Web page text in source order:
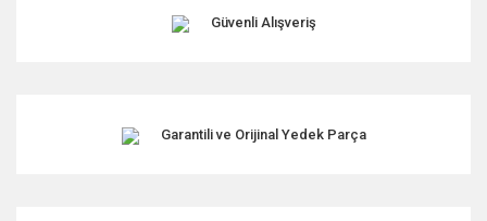
Güvenli Alışveriş
Garantili ve Orijinal Yedek Parça